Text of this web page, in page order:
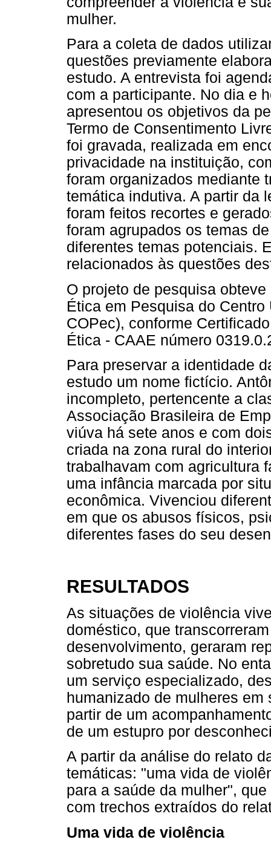
mulher.
Para a coleta de dados
questões previamente
estudo. A entrevista foi
com a participante. No dia e
apresentou os objetivos da
Termo de Consentimento
foi gravada, realizada em
privacidade na instituição,
foram organizados mediante
temática indutiva. A partir da
foram feitos recortes e
foram agrupados os temas
diferentes temas potenciais.
relacionados às questões
O projeto de pesquisa
Ética em Pesquisa do
COPec), conforme
Ética - CAAE número
Para preservar a identidade
estudo um nome fictício.
incompleto, pertencente a
Associação Brasileira de
viúva há sete anos e com
criada na zona rural do
trabalhavam com agricultura
uma infância marcada por
econômica. Vivenciou
em que os abusos físicos,
diferentes fases do seu
RESULTADOS
As situações de violência
doméstico, que
desenvolvimento, geraram
sobretudo sua saúde. No
um serviço especializado,
humanizado de mulheres
partir de um
de um estupro por
A partir da análise do relato
temáticas: "uma vida de
para a saúde da mulher",
com trechos extraídos do
Uma vida de violência